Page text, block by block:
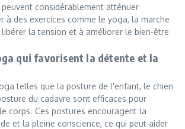
considérablement atténuer
à des exercices comme le yoga, la marche
la tension et à améliorer le bien-être
qui favorisent la détente et la
telles que la posture de l'enfant, le chien
du cadavre sont efficaces pour
corps. Ces postures encouragent la
et la pleine conscience, ce qui peut aider